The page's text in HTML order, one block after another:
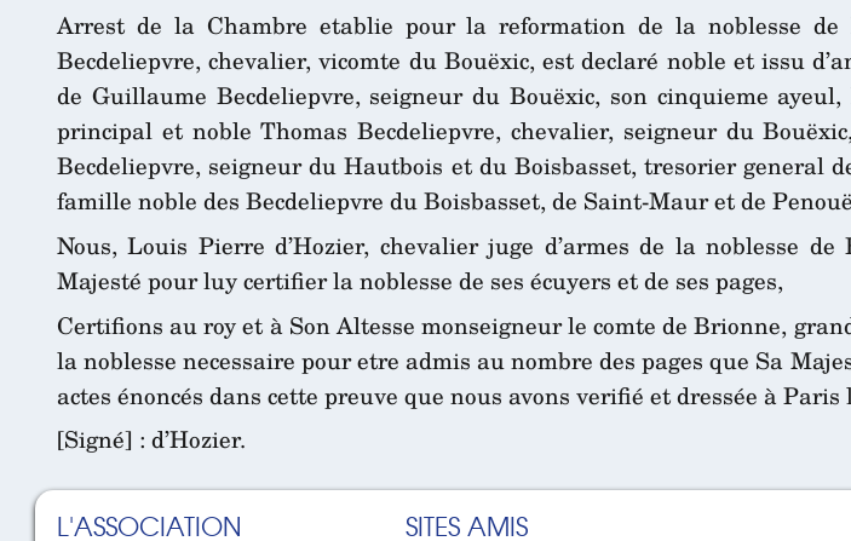
Arrest de la Chambre etablie pour la reformation de la noblesse
Becdeliepvre, chevalier, vicomte du Bouëxic, est declaré noble et issu
de Guillaume Becdeliepvre, seigneur du Bouëxic, son cinquieme
principal et noble Thomas Becdeliepvre, chevalier, seigneur du
Becdeliepvre, seigneur du Hautbois et du Boisbasset, tresorier general
famille noble des Becdeliepvre du Boisbasset, de Saint-Maur et de
Nous, Louis Pierre d’Hozier, chevalier juge d’armes de la noblesse
Majesté pour luy certifier la noblesse de ses écuyers et de ses pages,
Certifions au roy et à Son Altesse monseigneur le comte de Brionne,
la noblesse necessaire pour etre admis au nombre des pages que Sa
actes énoncés dans cette preuve que nous avons verifié et dressée à
[Signé] : d’Hozier.
L'ASSOCIATION SITES AMIS